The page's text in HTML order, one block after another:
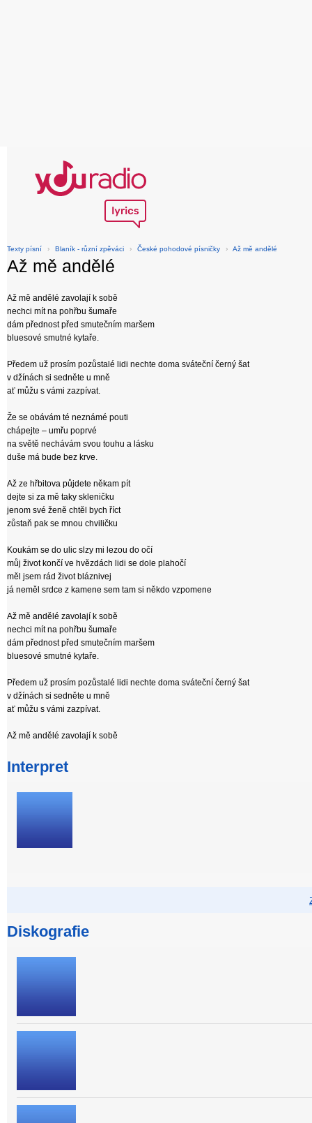
Texty písní › Blaník - různí zpěváci › České pohodové písničky › Až mě andělé
Až mě andělé
Až mě andělé zavolají k sobě
nechci mít na pohřbu šumaře
dám přednost před smutečním maršem
bluesové smutné kytaře.
Předem už prosím pozůstalé lidi nechte doma sváteční černý šat
v džínách si sedněte u mně
ať můžu s vámi zazpívat.
Že se obávám té neznámé pouti
chápejte – umřu poprvé
na světě nechávám svou touhu a lásku
duše má bude bez krve.
Až ze hřbitova půjdete někam pít
dejte si za mě taky skleničku
jenom své ženě chtěl bych říct
zůstaň pak se mnou chviličku
Koukám se do ulic slzy mi lezou do očí
můj život končí ve hvězdách lidi se dole plahočí
měl jsem rád život bláznivej
já neměl srdce z kamene sem tam si někdo vzpomene
Až mě andělé zavolají k sobě
nechci mít na pohřbu šumaře
dám přednost před smutečním maršem
bluesové smutné kytaře.
Předem už prosím pozůstalé lidi nechte doma sváteční černý šat
v džínách si sedněte u mně
ať můžu s vámi zazpívat.
Až mě andělé zavolají k sobě
Interpret
Diskografie